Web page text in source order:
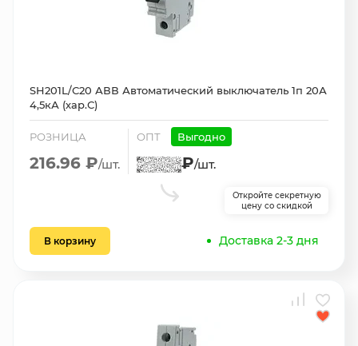
SH201L/С20 АВВ Автоматический выключатель 1п 20А
4,5кА (хар.С)
РОЗНИЦА
216.96 ₽/шт.
ОПТ Выгодно
₽/шт.
Откройте секретную
цену со скидкой
В корзину Доставка 2-3 дня